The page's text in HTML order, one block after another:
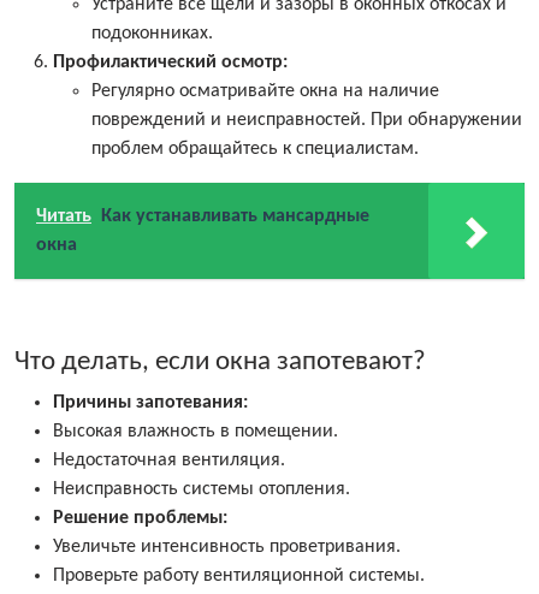
Устраните все щели и зазоры в оконных откосах и
подоконниках.
Профилактический осмотр:
Регулярно осматривайте окна на наличие
повреждений и неисправностей. При обнаружении
проблем обращайтесь к специалистам.
Читать
Как устанавливать мансардные
окна
Что делать, если окна запотевают?
Причины запотевания:
Высокая влажность в помещении.
Недостаточная вентиляция.
Неисправность системы отопления.
Решение проблемы:
Увеличьте интенсивность проветривания.
Проверьте работу вентиляционной системы.